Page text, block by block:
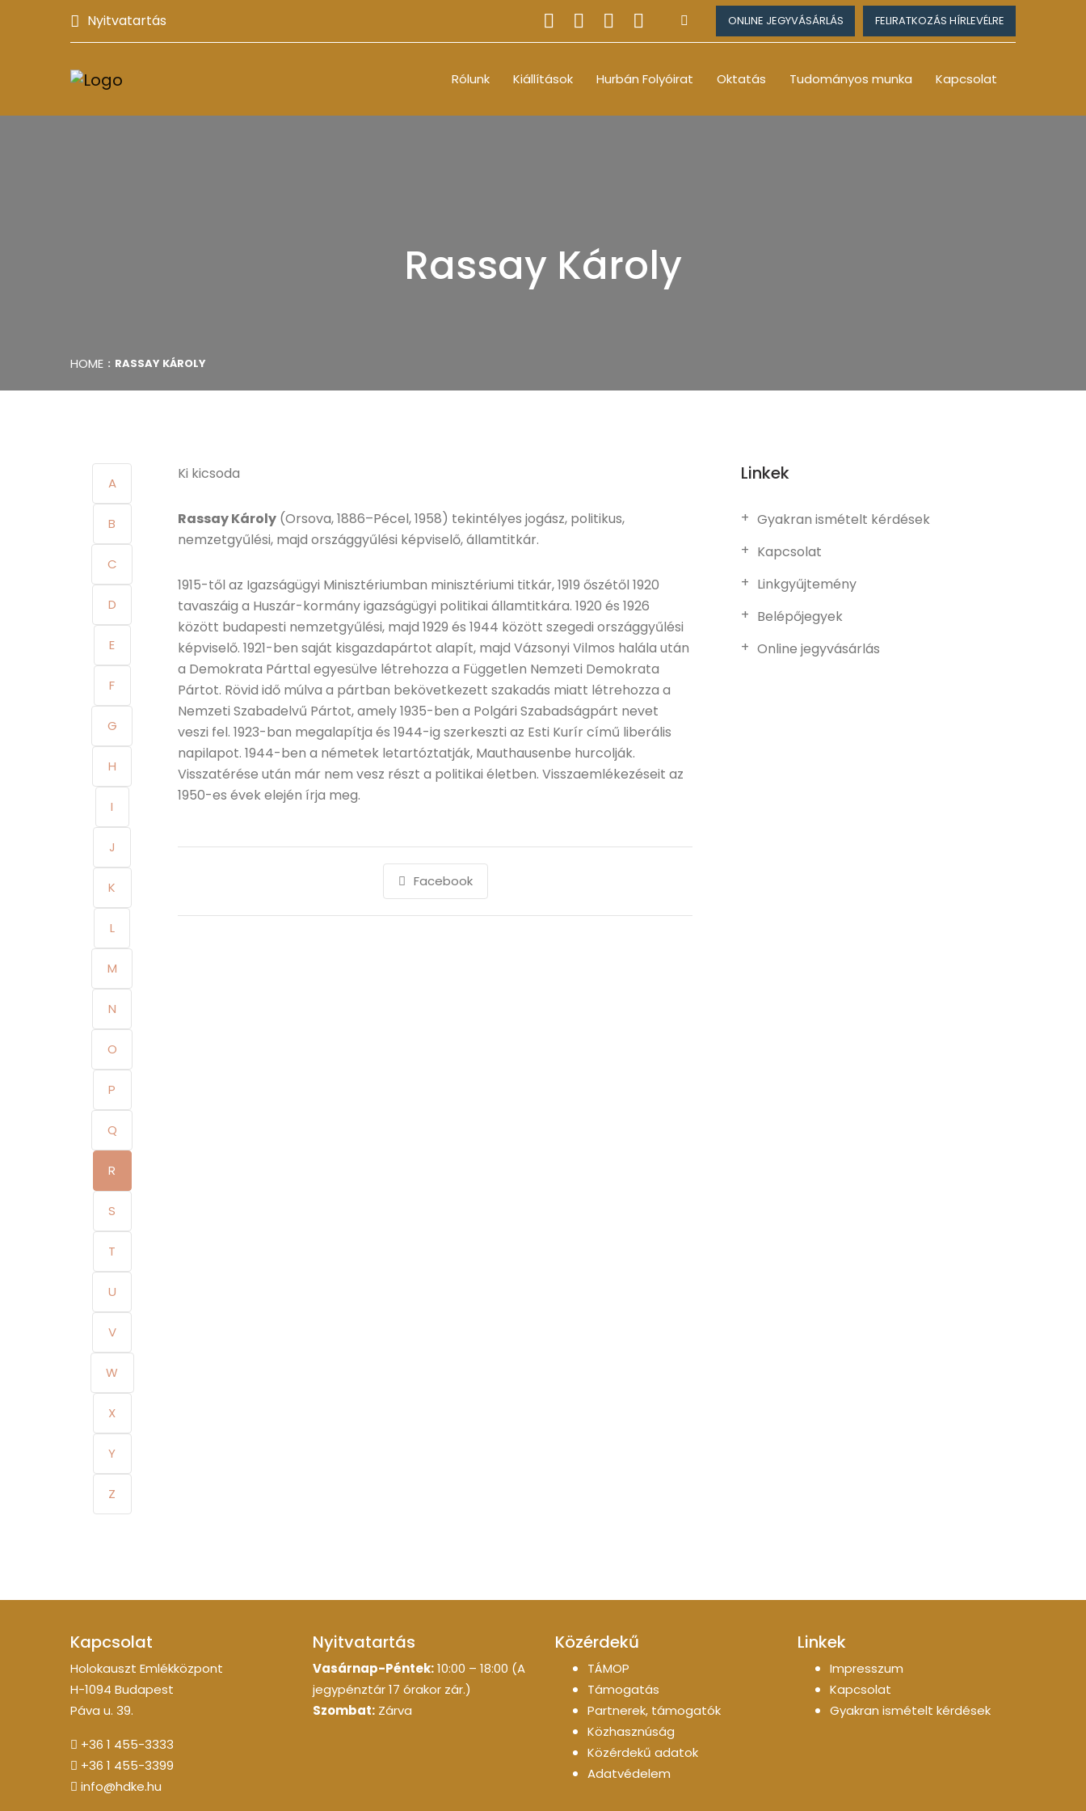
Nyitvatartás ONLINE JEGYVÁSÁRLÁS FELIRATKOZÁS HÍRLEVÉLRE
Rólunk Kiállítások Hurbán Folyóirat Oktatás Tudományos munka Kapcsolat
Rassay Károly
HOME RASSAY KÁROLY
A
B
C
D
E
F
G
H
I
J
K
L
M
N
O
P
Q
R
S
T
U
V
W
X
Y
Z
Ki kicsoda
Rassay Károly (Orsova, 1886–Pécel, 1958) tekintélyes jogász, politikus,
nemzetgyűlési, majd országgyűlési képviselő, államtitkár.
1915-től az Igazságügyi Minisztériumban minisztériumi titkár, 1919 őszétől 1920
tavaszáig a Huszár-kormány igazságügyi politikai államtitkára. 1920 és 1926
között budapesti nemzetgyűlési, majd 1929 és 1944 között szegedi országgyűlési
képviselő. 1921-ben saját kisgazdapártot alapít, majd Vázsonyi Vilmos halála után
a Demokrata Párttal egyesülve létrehozza a Független Nemzeti Demokrata
Pártot. Rövid idő múlva a pártban bekövetkezett szakadás miatt létrehozza a
Nemzeti Szabadelvű Pártot, amely 1935-ben a Polgári Szabadságpárt nevet
veszi fel. 1923-ban megalapítja és 1944-ig szerkeszti az Esti Kurír című liberális
napilapot. 1944-ben a németek letartóztatják, Mauthausenbe hurcolják.
Visszatérése után már nem vesz részt a politikai életben. Visszaemlékezéseit az
1950-es évek elején írja meg.
Facebook
Linkek
Gyakran ismételt kérdések
Kapcsolat
Linkgyűjtemény
Belépőjegyek
Online jegyvásárlás
Kapcsolat
Holokauszt Emlékközpont
H-1094 Budapest
Páva u. 39.
+36 1 455-3333
+36 1 455-3399
info@hdke.hu
Nyitvatartás
Vasárnap-Péntek:10:00 – 18:00 (A
jegypénztár 17 órakor zár.)
Szombat: Zárva
Közérdekű
TÁMOP
Támogatás
Partnerek, támogatók
Közhasznúság
Közérdekű adatok
Adatvédelem
Linkek
Impresszum
Kapcsolat
Gyakran ismételt kérdések